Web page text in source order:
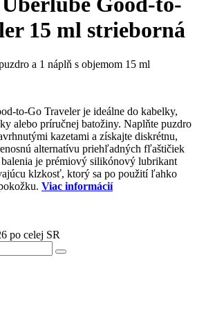
15 ml strieborná
a 1 náplň s objemom 15 ml
to-Go Traveler je ideálne do kabelky,
alebo príručnej batožiny. Naplňte puzdro
kazetami a získajte diskrétnu,
alternatívu priehľadných fľaštičiek
je prémiový silikónový lubrikant
klzkosť, ktorý sa po použití ľahko
Viac informácií
po celej SR